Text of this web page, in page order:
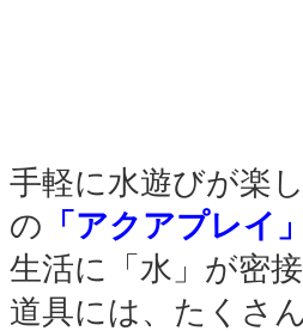
手軽に水遊びが楽
の 「アクアプレイ」
生活に「水」が密
道具には、たくさ